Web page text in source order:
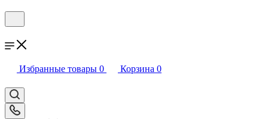
Избранные товары 0 Корзина 0